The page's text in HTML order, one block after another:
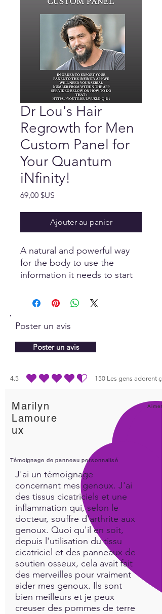
Dr Lou's Hair
Regrowth for Men
Custom Panel for
Your Quantum
iNfinity!
69,00 $US
Ajouter au panier
A natural and powerful way
for the body to use the
information it needs to start
been lost due to poor
Poster un avis
Poster un avis
4.5 150 Les gens adorent ça
la note moyenne est 4.5 sur 5, d'après 150 votes, Les
Marilyn
Lamoure
ux
Aimer!
Témoignage de panneau personnalisé
J'ai un témoignage
concernant mes genoux. J'ai
des tissus cicatriciels et une
inflammation qui, selon le
docteur, souffre d'arthrite aux
genoux. Quoi qu'il en soit,
depuis l'utilisation du tissu
cicatriciel et des panneaux de
soutien osseux, cela avait fait
des merveilles pour vraiment
aider mes genoux. Ils sont
bien meilleurs et je peux
creuser des pommes de terre